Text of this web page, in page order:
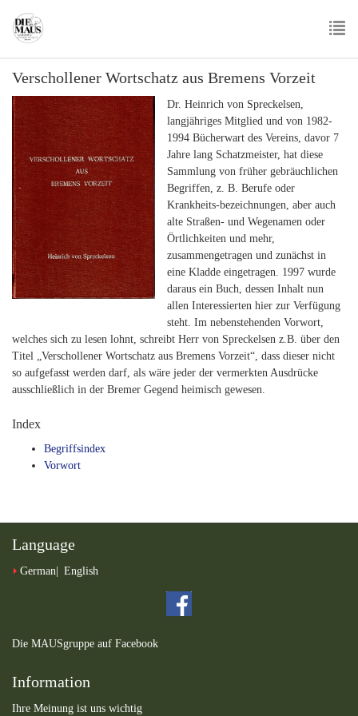
main
Verschollener Wortschatz aus Bremens Vorzeit
Dr. Heinrich von Spreckelsen,
langjähriges Mitglied und von 1982-
1994 Bücherwart des Vereins, davor 7
Jahre lang Schatzmeister, hat diese
Sammlung von früher gebräuchlichen
Begriffen, z. B. Berufe oder
Krankheits-bezeichnungen, aber auch
alte Straßen- und Wegenamen oder
Örtlichkeiten und mehr,
zusammengetragen und zunächst in
eine Kladde eingetragen. 1997 wurde
daraus ein Buch, dessen Inhalt nun
allen Interessierten hier zur Verfügung
steht. Im nebenstehenden Vorwort,
welches sich zu lesen lohnt, schreibt Herr von Spreckelsen z.B. über den
Titel „Verschollener Wortschatz aus Bremens Vorzeit“, dass dieser nicht
so aufgefasst werden darf, als wäre jeder der vermerkten Ausdrücke
ausschließlich in der Bremer Gegend heimisch gewesen.
Index
Begriffsindex
Vorwort
Language
German English
Die MAUSgruppe auf Facebook
Information
Ihre Meinung ist uns wichtig